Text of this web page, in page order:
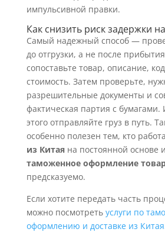
импульсивной правки.
Как снизить риск задержки
Самый надежный способ —
до отгрузки, а не после
сопоставьте товар, описание,
стоимость. Затем проверьте,
разрешительные документы и
фактическая партия с бумагами.
этого отправляйте груз в путь.
особенно полезен тем, кто
из Китаяна постоянной основе
таможенное оформление
предсказуемо.
Если хотите передать часть
можно посмотреть услуги по
оформлению и доставке из Китая